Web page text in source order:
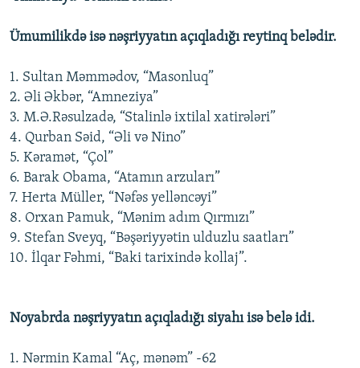
Ümumilikdə isə nəşriyyatın açıqladığı reytinq belədir.
1. Sultan Məmmədov, “Masonluq”
2. Əli Əkbər, “Amneziya”
3. M.Ə.Rəsulzadə, “Stalinlə ixtilal xatirələri”
4. Qurban Səid, “Əli və Nino”
5. Kəramət, “Çol”
6. Barak Obama, “Atamın arzuları”
7. Herta Müller, “Nəfəs yelləncəyi”
8. Orxan Pamuk, “Mənim adım Qırmızı”
9. Stefan Sveyq, “Bəşəriyyətin ulduzlu saatları”
10. İlqar Fəhmi, “Baki tarixində kollaj”.
Noyabrda nəşriyyatın açıqladığı siyahı isə belə idi.
1. Nərmin Kamal “Aç, mənəm” -62